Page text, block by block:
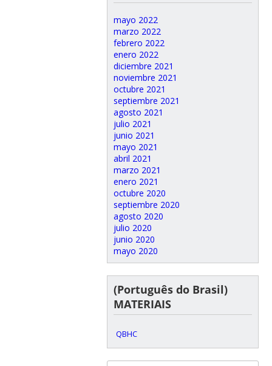
mayo 2022
marzo 2022
febrero 2022
enero 2022
diciembre 2021
noviembre 2021
octubre 2021
septiembre 2021
agosto 2021
julio 2021
junio 2021
mayo 2021
abril 2021
marzo 2021
enero 2021
octubre 2020
septiembre 2020
agosto 2020
julio 2020
junio 2020
mayo 2020
(Português do Brasil)
MATERIAIS
QBHC